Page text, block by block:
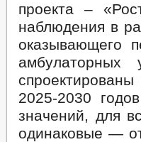
проекта –
наблюдения в
оказывающего
амбулаторных
2025-2030
значений, для
одинаковые —